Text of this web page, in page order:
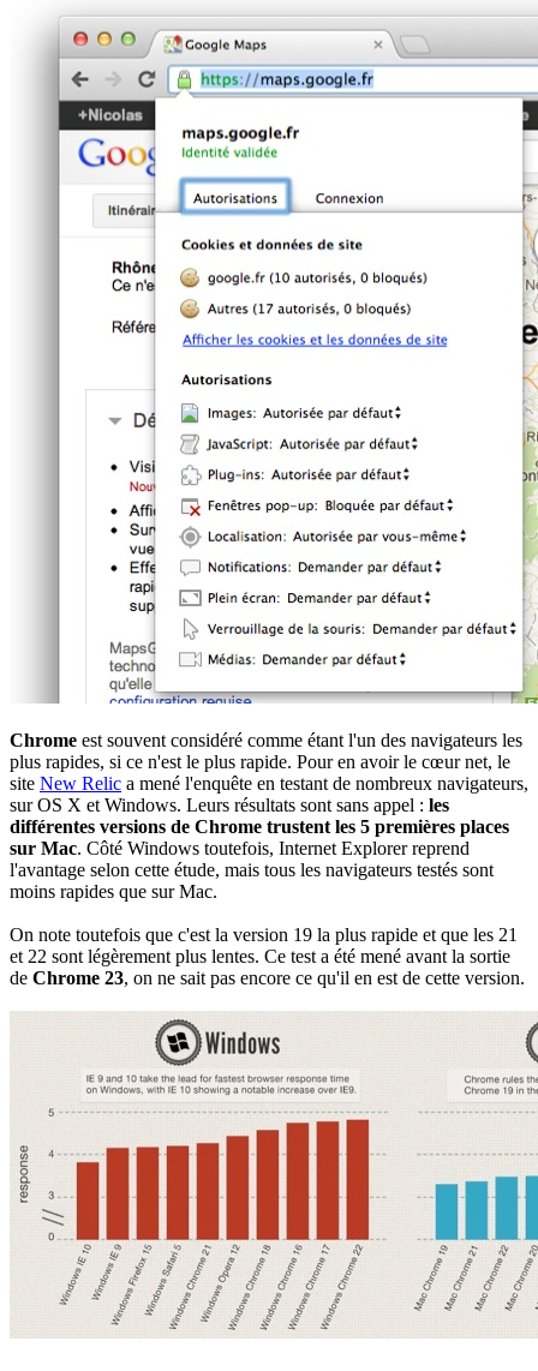
Chrome est souvent considéré comme étant l'un des navigateurs les
plus rapides, si ce n'est le plus rapide. Pour en avoir le cœur net, le
site New Relic a mené l'enquête en testant de nombreux navigateurs,
sur OS X et Windows. Leurs résultats sont sans appel : les
différentes versions de Chrome trustent les 5 premières places
sur Mac. Côté Windows toutefois, Internet Explorer reprend
l'avantage selon cette étude, mais tous les navigateurs testés sont
moins rapides que sur Mac.
On note toutefois que c'est la version 19 la plus rapide et que les 21
et 22 sont légèrement plus lentes. Ce test a été mené avant la sortie
de Chrome 23, on ne sait pas encore ce qu'il en est de cette version.